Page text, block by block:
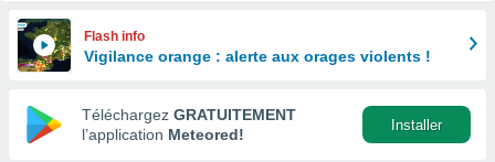
Flash info
Vigilance orange : alerte aux orages violents !
Téléchargez GRATUITEMENT
l’application Meteored!
Installer